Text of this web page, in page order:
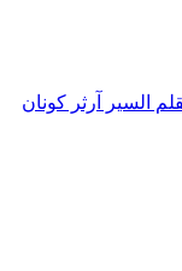
السير آرثر كونان